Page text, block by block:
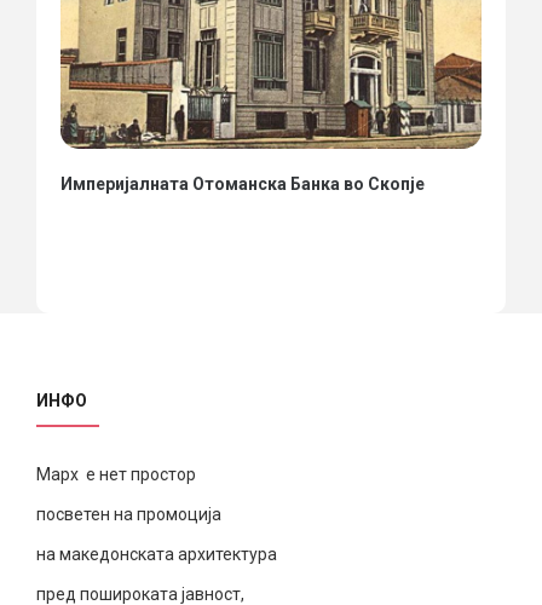
Империјалната Отоманска Банка во Скопје
ИНФО
Марх е нет простор
посветен на промоција
на македонската архитектура
пред пошироката јавност,